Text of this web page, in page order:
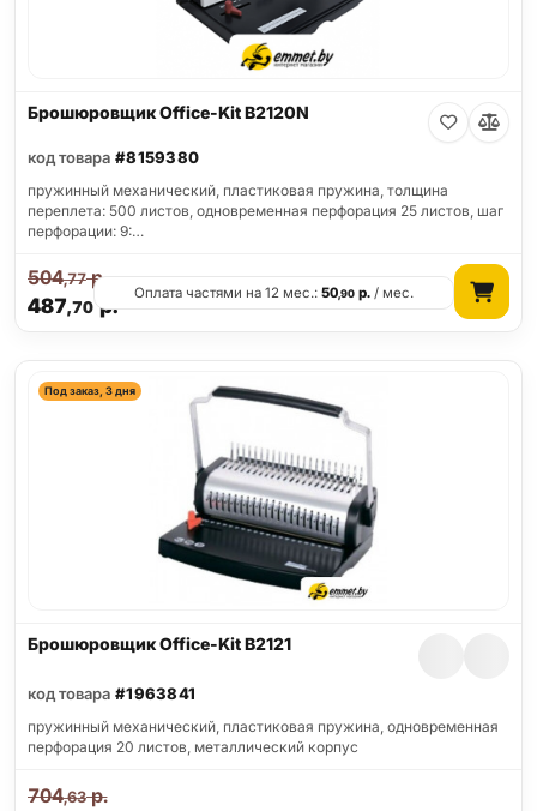
Брошюровщик Office-Kit B2120N
код товара #8159380
пружинный механический, пластиковая пружина, толщина
переплета: 500 листов, одновременная перфорация 25 листов, шаг
перфорации: 9:…
487,70р.
504,77р.
Оплата частями на 12 мес.:50,90 р. / мес.
Под заказ, 3 дня
Брошюровщик Office-Kit B2121
код товара #1963841
пружинный механический, пластиковая пружина, одновременная
перфорация 20 листов, металлический корпус
704,63р.